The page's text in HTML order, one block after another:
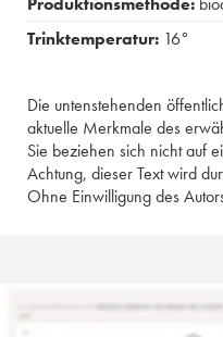
Trinktemperatur: 16°
Die untenstehenden
aktuelle Merkmale des
Sie beziehen sich nicht auf
Achtung, dieser Text wird
Ohne Einwilligung des